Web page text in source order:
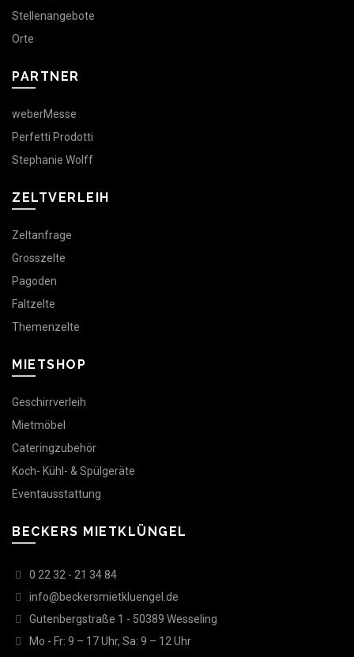
Stellenangebote
Orte
PARTNER
weberMesse
Perfetti Prodotti
Stephanie Wolff
ZELTVERLEIH
Zeltanfrage
Grosszelte
Pagoden
Faltzelte
Themenzelte
MIETSHOP
Geschirrverleih
Mietmöbel
Cateringzubehör
Koch- Kühl- & Spülgeräte
Eventausstattung
BECKERS MIETKLÜNGEL
0 22 32 - 21 34 84
info@beckersmietkluengel.de
Gutenbergstraße 1 - 50389 Wesseling
Mo - Fr: 9 – 17 Uhr, Sa: 9 – 12 Uhr